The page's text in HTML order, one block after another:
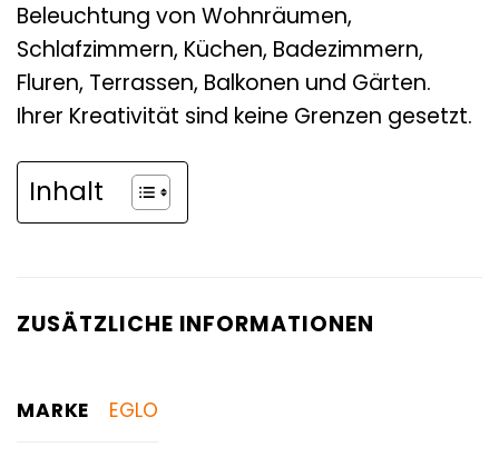
Beleuchtung von Wohnräumen,
Schlafzimmern, Küchen, Badezimmern,
Fluren, Terrassen, Balkonen und Gärten.
Ihrer Kreativität sind keine Grenzen gesetzt.
Inhalt
ZUSÄTZLICHE INFORMATIONEN
MARKE EGLO